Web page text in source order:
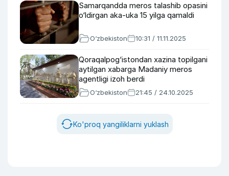
Samarqandda meros talashib opasini
o‘ldirgan aka-uka 15 yilga qamaldi
O‘zbekiston 10:31 / 11.11.2025
Qoraqalpog‘istondan xazina topilgani
aytilgan xabarga Madaniy meros
agentligi izoh berdi
O‘zbekiston 21:45 / 24.10.2025
Ko'proq yangiliklarni yuklash